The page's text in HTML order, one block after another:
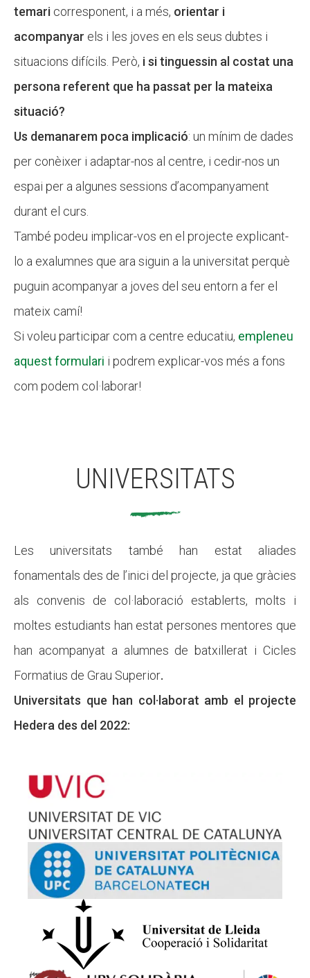
temari corresponent, i a més, orientar i
acompanyar els i les joves en els seus dubtes i
situacions difícils. Però, i si tinguessin al costat una
persona referent que ha passat per la mateixa
situació?
Us demanarem poca implicació: un mínim de dades
per conèixer i adaptar-nos al centre, i cedir-nos un
espai per a algunes sessions d’acompanyament
durant el curs.
També podeu implicar-vos en el projecte explicant-
lo a exalumnes que ara siguin a la universitat perquè
puguin acompanyar a joves del seu entorn a fer el
mateix camí!
Si voleu participar com a centre educatiu, empleneu
aquest formulari i podrem explicar-vos més a fons
com podem col·laborar!
UNIVERSITATS
Les universitats també han estat aliades
fonamentals des de l’inici del projecte, ja que gràcies
als convenis de col·laboració establerts, molts i
moltes estudiants han estat persones mentores que
han acompanyat a alumnes de batxillerat i Cicles
Formatius de Grau Superior.
Universitats que han col·laborat amb el projecte
Hedera des del 2022: